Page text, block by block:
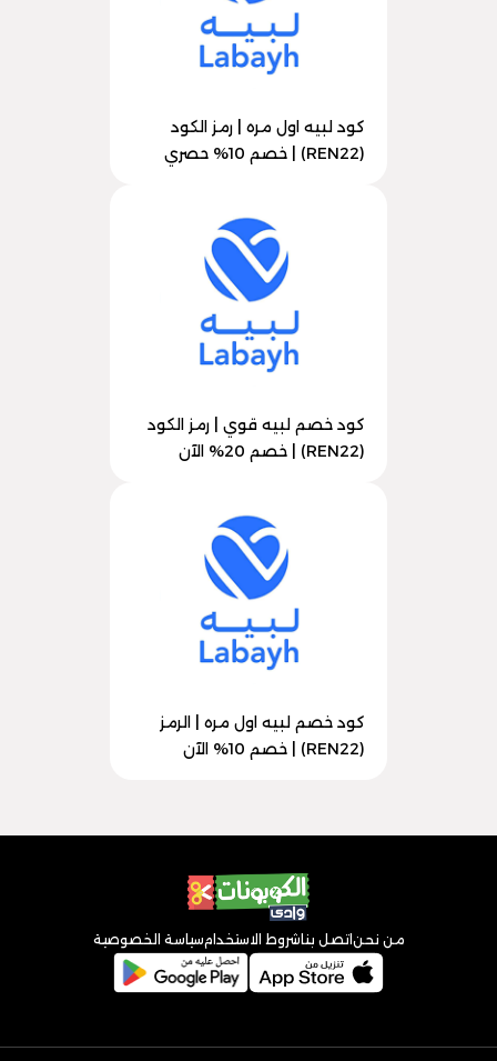
كود لبيه اول مره | رمز الكود
(REN22) | خصم 10% حصري
كود خصم لبيه قوي | رمز الكود
(REN22) | خصم 20% الآن
كود خصم لبيه اول مره | الرمز
(REN22) | خصم 10% الآن
من نحن اتصل بنا شروط الاستخدامسياسة الخصوصية